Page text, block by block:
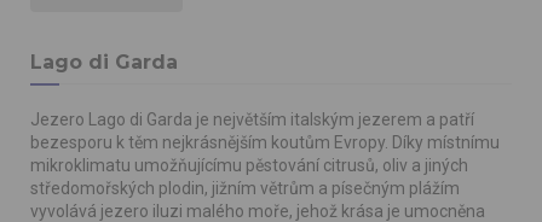
Lago di Garda
Jezero Lago di Garda je největším italským jezerem a patří
bezesporu k těm nejkrásnějším koutům Evropy. Díky místnímu
mikroklimatu umožňujícímu pěstování citrusů, oliv a jiných
středomořských plodin, jižním větrům a písečným plážím
vyvolává jezero iluzi malého moře, jehož krása je umocněna